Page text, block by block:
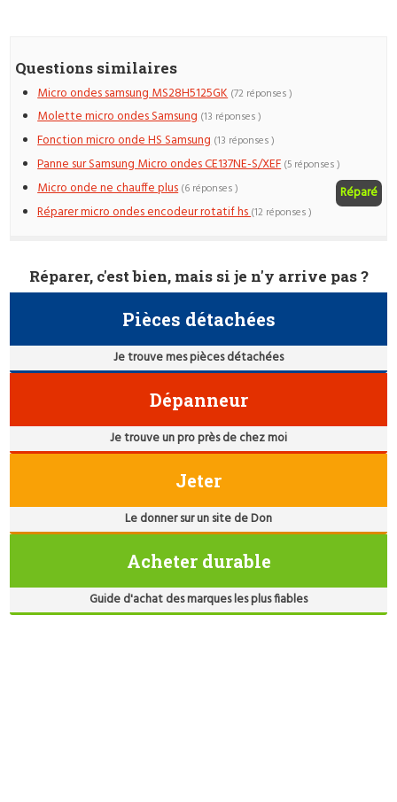
Questions similaires
Micro ondes samsung MS28H5125GK (72 réponses )
Molette micro ondes Samsung (13 réponses )
Fonction micro onde HS Samsung (13 réponses )
Panne sur Samsung Micro ondes CE137NE-S/XEF (5 réponses )
Micro onde ne chauffe plus Réparé
(6 réponses )
Réparer micro ondes encodeur rotatif hs(12 réponses )
Réparer, c'est bien, mais si je n'y arrive pas ?
Pièces détachées
Je trouve mes pièces détachées
Dépanneur
Je trouve un pro près de chez moi
Jeter
Le donner sur un site de Don
Acheter durable
Guide d'achat des marques les plus fiables